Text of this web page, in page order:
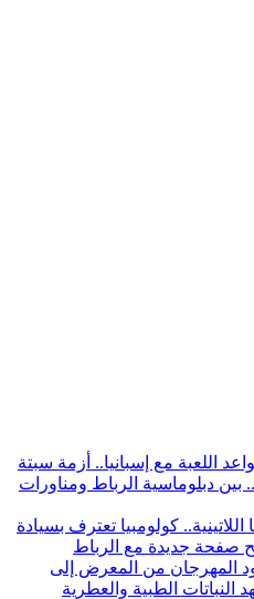
اللعبة مع إسبانيا.. أزمة سبتة
دبلوماسية الرباط ومناورات
كولومبيا تعترف بسيادة
صفحة جديدة مع الرباط
المهرجان من المعرض إلى
النباتات الطبية والعطرية